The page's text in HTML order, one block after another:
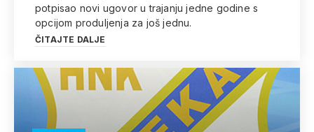
potpisao novi ugovor u trajanju jedne godine s
opcijom produljenja za još jednu.
ČITAJTE DALJE